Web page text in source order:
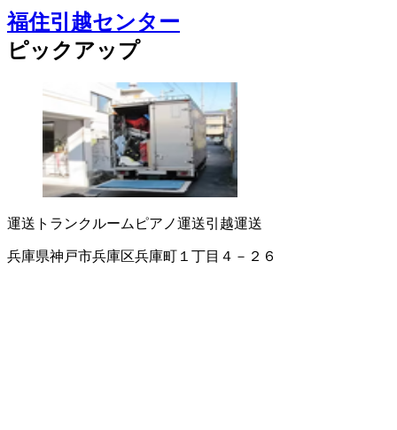
福住引越センター
ピックアップ
運送 トランクルーム ピアノ運送引越運送
兵庫県神戸市兵庫区兵庫町１丁目４－２６